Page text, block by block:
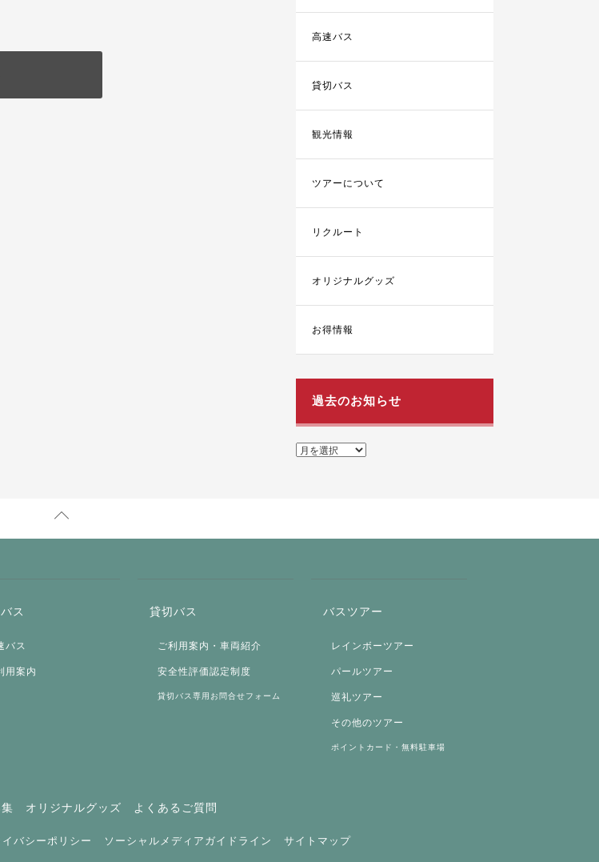
高速バス
貸切バス
観光情報
ツアーについて
リクルート
オリジナルグッズ
お得情報
過去のお知らせ
ス
バス
用案内
貸切バス
ご利用案内・車両紹介
安全性評価認定制度
貸切バス専用お問合せフォーム
バスツアー
レインボーツアー
パールツアー
巡礼ツアー
その他のツアー
ポイントカード・無料駐車場
オリジナルグッズ よくあるご質問
イバシーポリシー ソーシャルメディアガイドライン サイトマップ